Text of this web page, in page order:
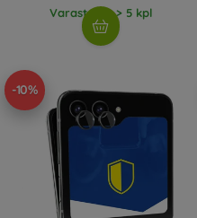
Varastossa > 5 kpl
-10%